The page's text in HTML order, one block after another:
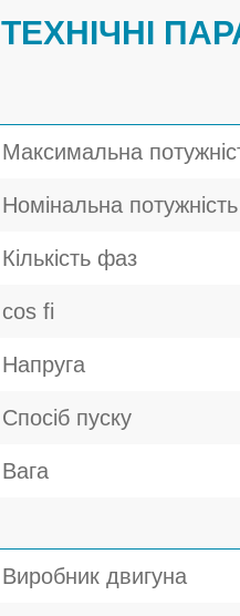
ТЕХНІЧНІ
Максимальна
Номінальна потужність
Кількість фаз
cos fi
Напруга
Спосіб пуску
Вага
Виробник двигуна